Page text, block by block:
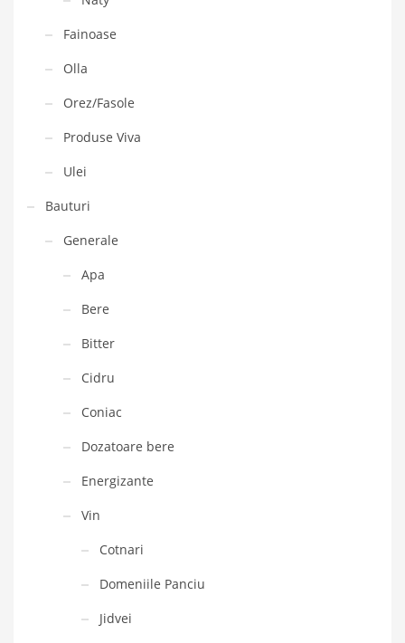
Fainoase
Olla
Orez/Fasole
Produse Viva
Ulei
Bauturi
Generale
Apa
Bere
Bitter
Cidru
Coniac
Dozatoare bere
Energizante
Vin
Cotnari
Domeniile Panciu
Jidvei